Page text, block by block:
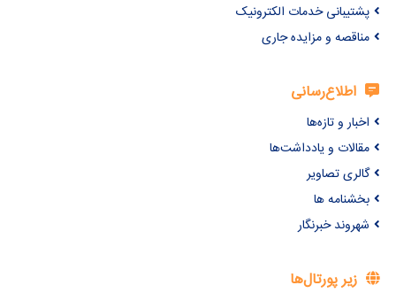
پشتیبانی خدمات الکترونیک
مناقصه و مزایده جاری
اطلاع‌رسانی
اخبار و تازه‌ها
مقالات و یادداشت‌ها
گالری تصاویر
بخشنامه ها
شهروند خبرنگار
زیر پورتال‌ها